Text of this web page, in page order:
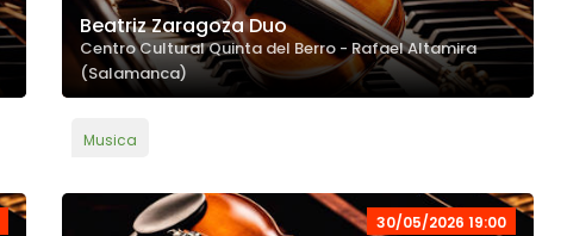
Beatriz Zaragoza Duo
Centro Cultural Quinta del Berro - Rafael Altamira
(Salamanca)
Musica
30/05/2026 19:00